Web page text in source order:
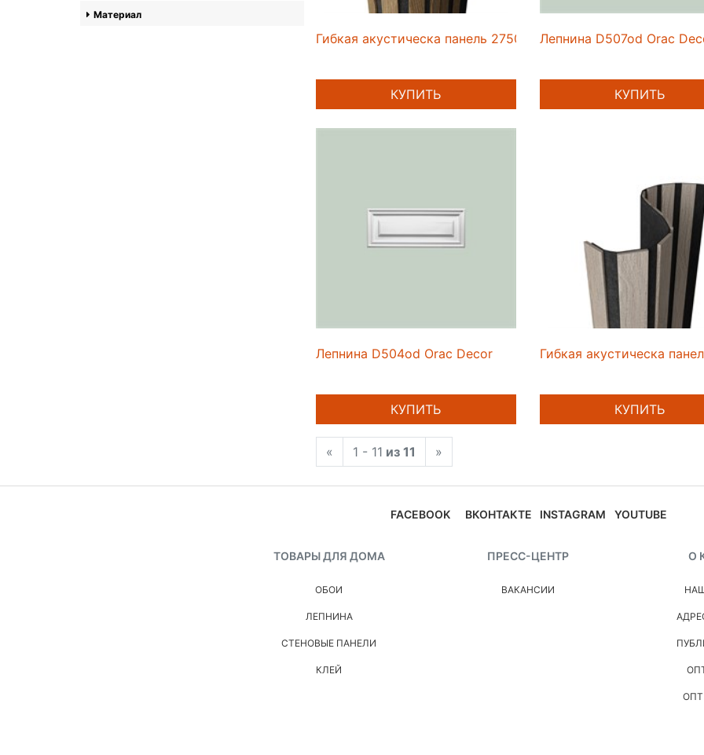
Материал
Гибкая акустическа панель 2750*600*9мм(25) Дуб муссон
КУПИТЬ
Лепнина D507od Orac
КУПИТЬ
Лепнина D504od Orac Decor
КУПИТЬ
Гибкая акустическа
КУПИТЬ
« 1 - 11 из 11 »
FACEBOOK ВКОНТАКТЕ INSTAGRAM YOUTUBE
ТОВАРЫ ДЛЯ ДОМА
ОБОИ
ЛЕПНИНА
СТЕНОВЫЕ ПАНЕЛИ
КЛЕЙ
ПРЕСС-ЦЕНТР
ВАКАНСИИ
О